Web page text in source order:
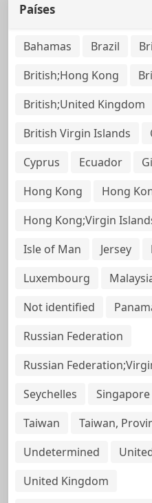
Países
Bahamas Brazil
British;Hong Kong
British;United Kingdom
British Virgin Islands
Cyprus
Ecuador
Hong Kong
Hong
Hong Kong;Virgin
Isle of Man
Jersey
Luxembourg
Not identified
Russian Federation
Russian
Seychelles
Singapore
Taiwan
Taiwan,
Undetermined
United Kingdom